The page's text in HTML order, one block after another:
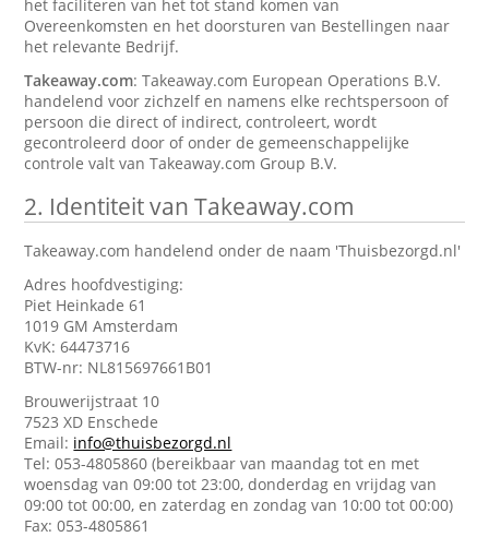
het faciliteren van het tot stand komen van
Overeenkomsten en het doorsturen van Bestellingen naar
het relevante Bedrijf.
Takeaway.com: Takeaway.com European Operations B.V.
handelend voor zichzelf en namens elke rechtspersoon of
persoon die direct of indirect, controleert, wordt
gecontroleerd door of onder de gemeenschappelijke
controle valt van Takeaway.com Group B.V.
2. Identiteit van Takeaway.com
Takeaway.com handelend onder de naam 'Thuisbezorgd.nl'
Adres hoofdvestiging:
Piet Heinkade 61
1019 GM Amsterdam
KvK: 64473716
BTW-nr: NL815697661B01
Brouwerijstraat 10
7523 XD Enschede
Email: info@thuisbezorgd.nl
Tel: 053-4805860 (bereikbaar van maandag tot en met
woensdag van 09:00 tot 23:00, donderdag en vrijdag van
09:00 tot 00:00, en zaterdag en zondag van 10:00 tot 00:00)
Fax: 053-4805861